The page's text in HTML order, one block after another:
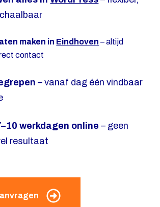
maken in Eindhoven – altijd
contact
– vanaf dag één vindbaar
werkdagen online – geen
resultaat